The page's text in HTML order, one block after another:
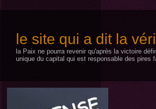
le site qui a dit la
la Paix ne pourra revenir qu'après la victoire
unique du capital qui est responsable des pires